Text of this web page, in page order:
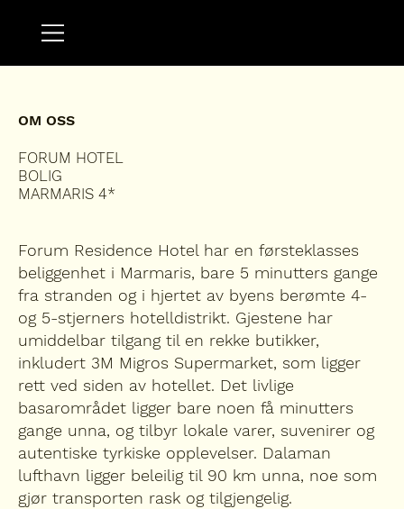
OM OSS
FORUM HOTEL
BOLIG
MARMARIS 4*
Forum Residence Hotel har en førsteklasses
beliggenhet i Marmaris, bare 5 minutters gange
fra stranden og i hjertet av byens berømte 4-
og 5-stjerners hotelldistrikt. Gjestene har
umiddelbar tilgang til en rekke butikker,
inkludert 3M Migros Supermarket, som ligger
rett ved siden av hotellet. Det livlige
basarområdet ligger bare noen få minutters
gange unna, og tilbyr lokale varer, suvenirer og
autentiske tyrkiske opplevelser. Dalaman
lufthavn ligger beleilig til 90 km unna, noe som
gjør transporten rask og tilgjengelig.